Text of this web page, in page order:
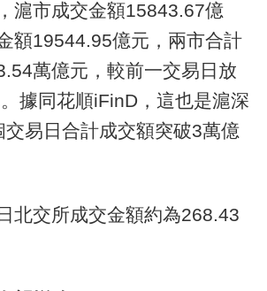
滬市成交金額15843.67億
額19544.95億元，兩市合計
萬億元，較前一交易日放
據同花順iFinD，這也是滬深
交易日合計成交額突破3萬億
交所成交金額約為268.43